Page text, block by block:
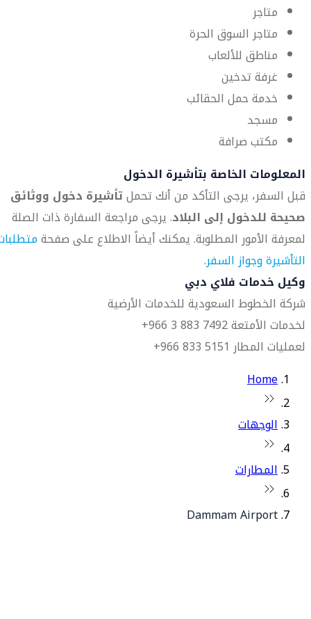
متاجر
متاجر السوق الحرة
مناطق للألعاب
غرفة تدخين
خدمة حمل الحقائب
مسجد
مكتب صرافة
المعلومات الخاصة بتأشيرة الدخول
قبل السفر، يرجى التأكد من أنك تحملتأشيرة دخول ووثائق
صحيحة للدخول إلى البلاد. يرجى مراجعة السفارة ذات الصلة
لمعرفة الأمور المطلوبة. يمكنك أيضاً الاطلاع على صفحة
التأشيرة وجواز السفر.
وكيل خدمات فلاي دبي
شركة الخطوط السعودية للخدمات الأرضية
لخدمات الأمتعة 7492 883 3 966+
لعمليات المطار 5151 833 966+
Home
الوجهات
المطارات
Dammam Airport